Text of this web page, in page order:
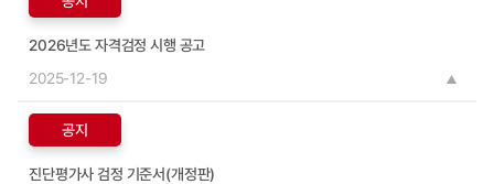
2026년도 자격검정 시행 공고
2025-12-19
공지
진단평가사 검정 기준서(개정판)